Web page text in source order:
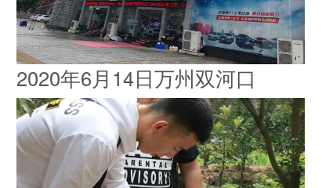
2020年6月14日万州双河口